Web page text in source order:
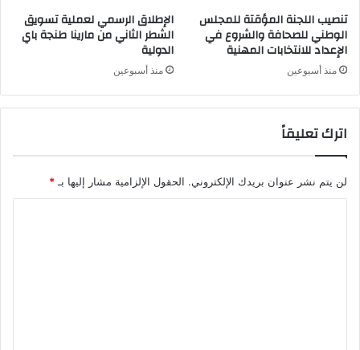
تنصيب اللجنة المؤقتة للمجلس
الوطني للصحافة والشروع في
الإعداد للانتخابات المهنية
منذ أسبوعين
الإطلاق الرسمي لعملية تسويق
الشطر الثاني من مارينا طنجة باي
الدولية
منذ أسبوعين
اترك تعليقاً
لن يتم نشر عنوان بريدك الإلكتروني. الحقول الإلزامية مشار إليها بـ *